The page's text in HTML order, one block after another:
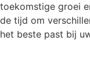
toekomstige groei
de tijd om
het beste past bij